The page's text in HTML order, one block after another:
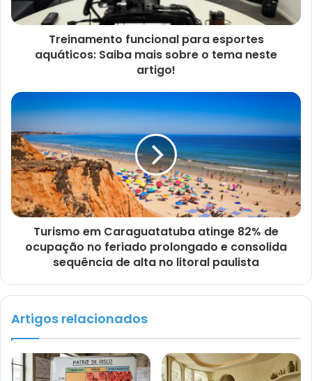
Treinamento funcional para esportes
aquáticos: Saiba mais sobre o tema neste
artigo!
Turismo em Caraguatatuba atinge 82% de
ocupação no feriado prolongado e consolida
sequência de alta no litoral paulista
Artigos relacionados